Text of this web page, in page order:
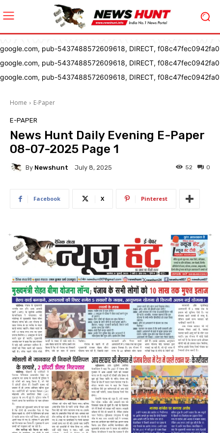
google.com, pub-5437488572609618, DIRECT, f08c47fec0942fa0
google.com, pub-5437488572609618, DIRECT, f08c47fec0942fa0
google.com, pub-5437488572609618, DIRECT, f08c47fec0942fa0
Home E-Paper
E-PAPER
News Hunt Daily Evening E-Paper
08-07-2025 Page 1
By Newshunt July 8, 2025 0
52
Facebook X Pinterest